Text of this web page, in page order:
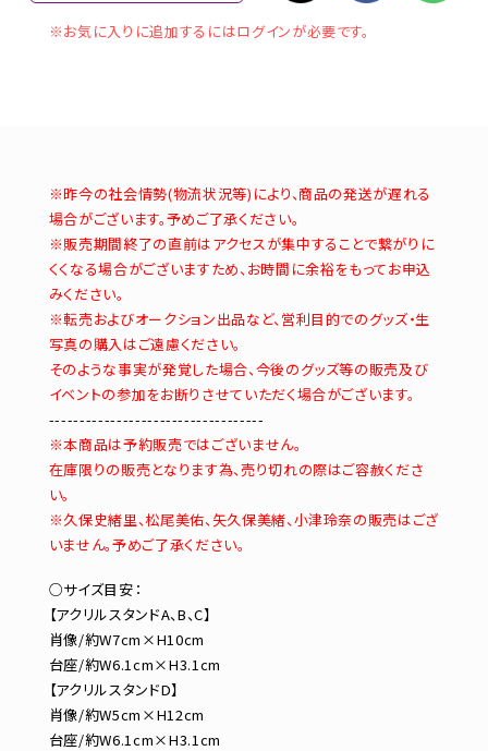
※お気に入りに追加するにはログインが必要です。
※昨今の社会情勢(物流状況等)により、商品の発送が遅れる
場合がございます。予めご了承ください。
※販売期間終了の直前はアクセスが集中することで繋がりに
くくなる場合がございますため、お時間に余裕をもってお申込
みください。
※転売およびオークション出品など、営利目的でのグッズ・生
写真の購入はご遠慮ください。
そのような事実が発覚した場合、今後のグッズ等の販売及び
イベントの参加をお断りさせていただく場合がございます。
-----------------------------------
※本商品は予約販売ではございません。
在庫限りの販売となります為、売り切れの際はご容赦くださ
い。
※久保史緒里、松尾美佑、矢久保美緒、小津玲奈の販売はござ
いません。予めご了承ください。
○サイズ目安：
【アクリルスタンドA、B、C】
肖像/約W7cm×H10cm
台座/約W6.1cm×H3.1cm
【アクリルスタンドD】
肖像/約W5cm×H12cm
台座/約W6.1cm×H3.1cm